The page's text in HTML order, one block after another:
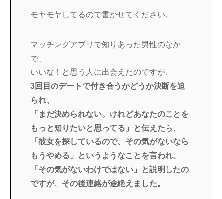
モヤモヤしてるので書かせてください。
マッチングアプリで知りあった男性のなか
で、
いいな！と思う人に出会えたのですが、
3回目のデートで付き合うかどうか決断を迫
られ、
「まだ決められない。けれどあなたのことを
もっと知りたいと思ってる」と伝えたら、
「彼女を探しているので、その気がないなら
もうやめる」というようなことを言われ、
「その気がないわけではない」と説明したの
ですが、その後連絡が途絶えました。